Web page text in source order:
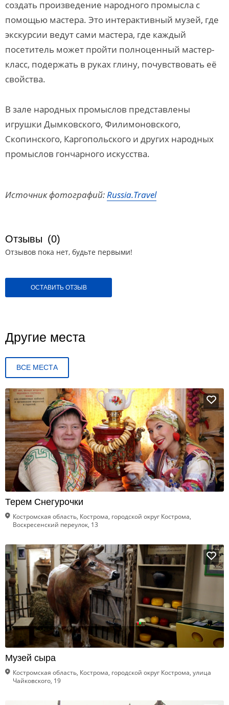
создать произведение народного промысла с
помощью мастера. Это интерактивный музей, где
экскурсии ведут сами мастера, где каждый
посетитель может пройти полноценный мастер-
класс, подержать в руках глину, почувствовать её
свойства.
В зале народных промыслов представлены
игрушки Дымковского, Филимоновского,
Скопинского, Каргопольского и других народных
промыслов гончарного искусства.
Источник фотографий:Russia.Travel
Отзывы (0)
Отзывов пока нет, будьте первыми!
ОСТАВИТЬ ОТЗЫВ
Другие места
ВСЕ МЕСТА
Терем Снегурочки
Костромская область, Кострома, городской округ Кострома,
Воскресенский переулок, 13
Музей сыра
Костромская область, Кострома, городской округ Кострома, улица
Чайковского, 19